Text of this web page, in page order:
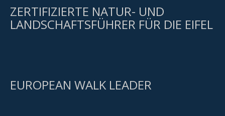
ZERTIFIZIERTE NATUR- UND
LANDSCHAFTSFÜHRER FÜR DIE EIFEL
EUROPEAN WALK LEADER